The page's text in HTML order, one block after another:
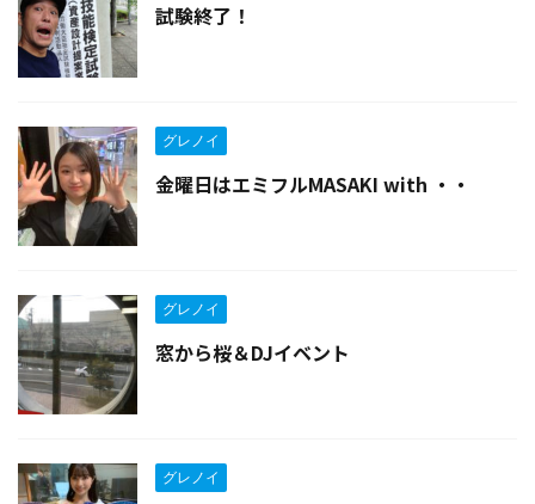
試験終了！
グレノイ
金曜日はエミフルMASAKI with ・・
グレノイ
窓から桜＆DJイベント
グレノイ